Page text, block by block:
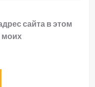
сайта в этом
моих